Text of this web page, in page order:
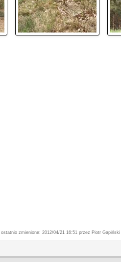
zmienione: 2012/04/21 16:51 przez Piotr Gapiński